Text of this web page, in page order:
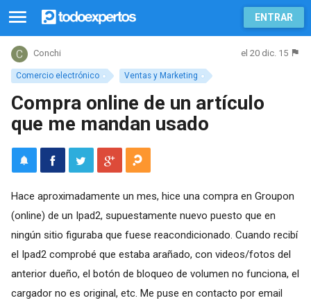
ENTRAR
Comercio electrónico Ventas y Marketing
Conchi el 20 dic. 15
Compra online de un artículo
que me mandan usado
Hace aproximadamente un mes, hice una compra en Groupon
(online) de un Ipad2, supuestamente nuevo puesto que en
ningún sitio figuraba que fuese reacondicionado. Cuando recibí
el Ipad2 comprobé que estaba arañado, con videos/fotos del
anterior dueño, el botón de bloqueo de volumen no funciona, el
cargador no es original, etc. Me puse en contacto por email